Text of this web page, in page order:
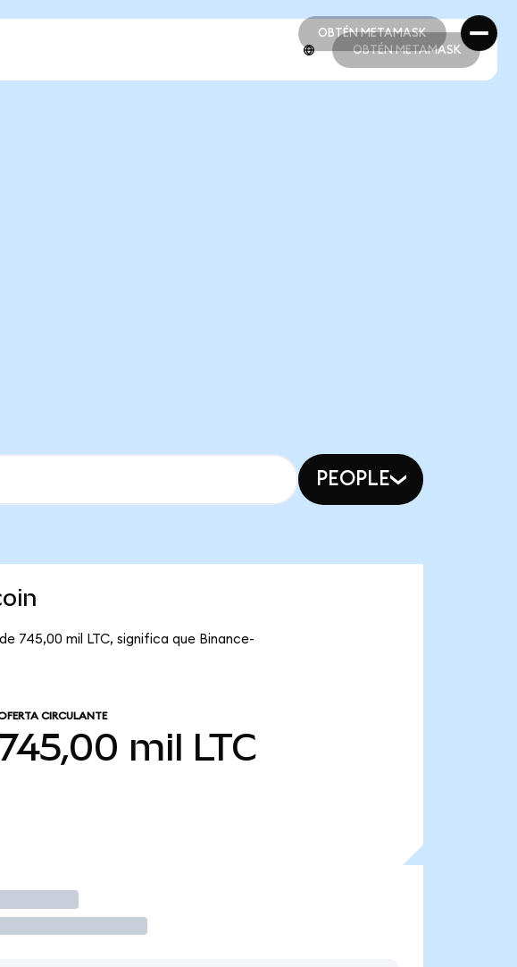
OBTÉN METAMASK
OBTÉN METAMASK
OBTÉN METAMASK
PEOPLE
745,00 mil LTC, significa que Binance-
CIRCULANTE
mil LTC